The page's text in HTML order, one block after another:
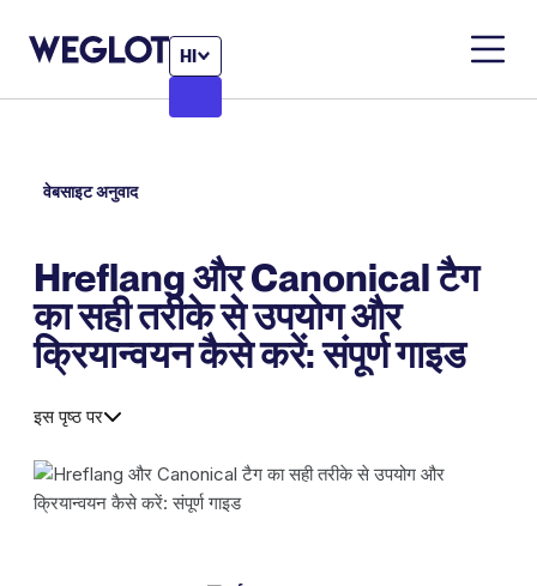
HI
वेबसाइट अनुवाद
Hreflang और Canonical टैग
का सही तरीके से उपयोग और
क्रियान्वयन कैसे करें: संपूर्ण गाइड
इस पृष्ठ पर